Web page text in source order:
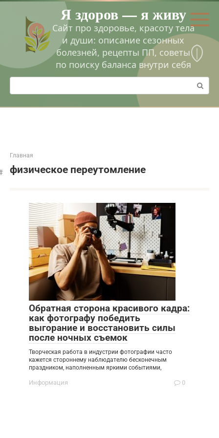
Перейти
контенту
Я здоров — я живу
Сайт про здоровье, красоту тела
и души: описание сезонных
болезней, рецепты ПП, советы
по поиску баланса внутри себя
Поиск:
Главная
физическое переутомление
Обратная сторона красивого кадра:
как фотографу победить
выгорание и восстановить силы
после ночных съемок
Творческая работа в индустрии фотографии часто
кажется стороннему наблюдателю бесконечным
праздником, наполненным яркими событиями,
Информация 0